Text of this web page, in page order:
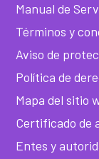
Manual de
Términos y
Aviso de
Política de
Mapa del sitio
Certificado de
Entes y